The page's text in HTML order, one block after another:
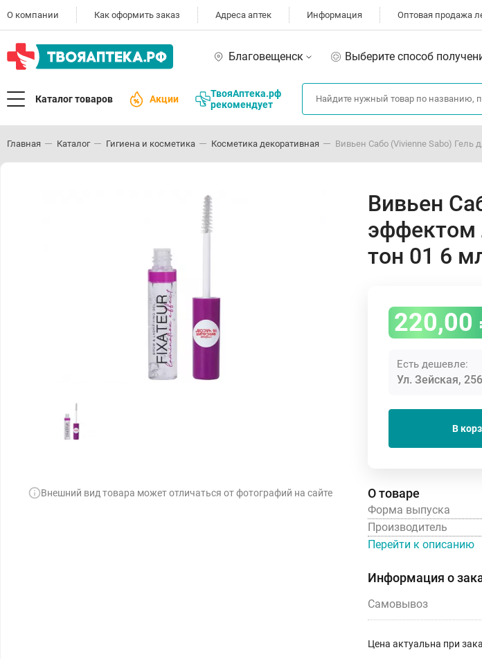
О компании Как оформить заказ Адреса аптек Информация Оптовая продажа
Благовещенск Выберите способ
Каталог товаров Акции
ТвояАптека.рф
рекомендует
Главная Каталог Гигиена и косметика Косметика декоративная Вивьен Сабо (Vivienne Sabo)
Внешний вид товара может отличаться от фотографий на сайте
Вивьен
эффектом
тон 01 6
220,00
Есть дешевле:
Ул. Зейская, 256
В
О товаре
Форма выпуска
Производитель
Перейти к описанию
Информация о
Самовывоз
Цена актуальна при